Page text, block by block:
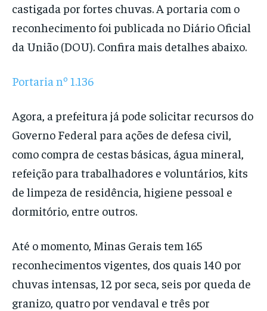
castigada por fortes chuvas. A portaria com o
reconhecimento foi publicada no Diário Oficial
da União (DOU). Confira mais detalhes abaixo.
Portaria nº 1.136
Agora, a prefeitura já pode solicitar recursos do
Governo Federal para ações de defesa civil,
como compra de cestas básicas, água mineral,
refeição para trabalhadores e voluntários, kits
de limpeza de residência, higiene pessoal e
dormitório, entre outros.
Até o momento, Minas Gerais tem 165
reconhecimentos vigentes, dos quais 140 por
chuvas intensas, 12 por seca, seis por queda de
granizo, quatro por vendaval e três por